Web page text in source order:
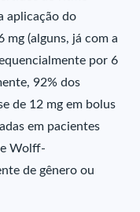
aplicação do
mg (alguns, já com a
por 6
92% dos
de 12 mg em bolus
em pacientes
Wolff-
de gênero ou